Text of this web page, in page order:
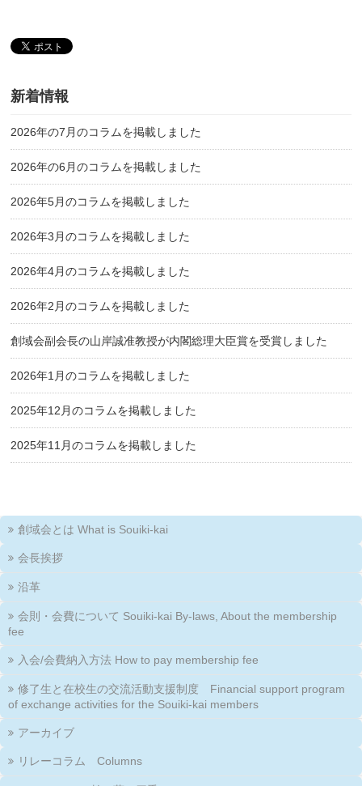
新着情報
2026年の7月のコラムを掲載しました
2026年の6月のコラムを掲載しました
2026年5月のコラムを掲載しました
2026年3月のコラムを掲載しました
2026年4月のコラムを掲載しました
2026年2月のコラムを掲載しました
創域会副会長の山岸誠准教授が内閣総理大臣賞を受賞しました
2026年1月のコラムを掲載しました
2025年12月のコラムを掲載しました
2025年11月のコラムを掲載しました
創域会とは What is Souiki-kai
会長挨拶
沿革
会則・会費について Souiki-kai By-laws, About the membership
fee
入会/会費納入方法 How to pay membership fee
修了生と在校生の交流活動支援制度 Financial support program
of exchange activities for the Souiki-kai members
アーカイブ
リレーコラム Columns